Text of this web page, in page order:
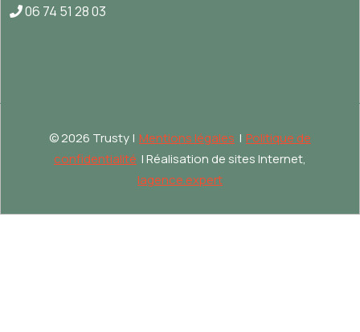
06 74 51 28 03
©2026 Trusty | Mentions légales | Politique de
confidentialité | Réalisation de sites Internet,
lagence.expert